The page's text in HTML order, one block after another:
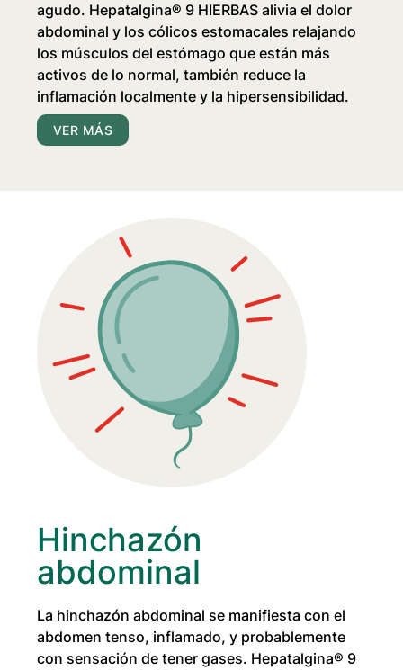
agudo. Hepatalgina® 9 HIERBAS alivia el dolor
abdominal y los cólicos estomacales relajando
los músculos del estómago que están más
activos de lo normal, también reduce la
inflamación localmente y la hipersensibilidad.
VER MÁS
Hinchazón
abdominal
La hinchazón abdominal se manifiesta con el
abdomen tenso, inflamado, y probablemente
con sensación de tener gases. Hepatalgina® 9